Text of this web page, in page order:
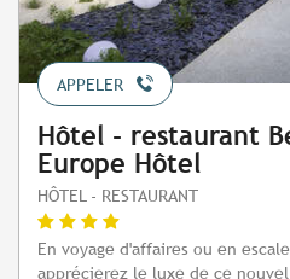
APPELER
Hôtel - restaurant
Europe Hôtel
HÔTEL - RESTAURANT
En voyage d'affaires ou en
apprécierez le luxe de ce